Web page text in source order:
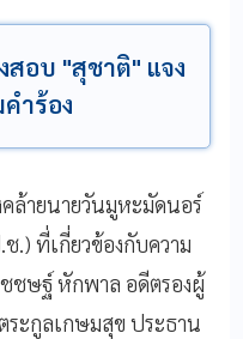
สอบ "สุชาติ" แจง
ำร้อง
ล้ายนายวันมูหะมัดนอร์
.) ที่เกี่ยวข้องกับความ
ชชษฐ์ หักพาล อดีตรองผู้
ะกูลเกษมสุข ประธาน